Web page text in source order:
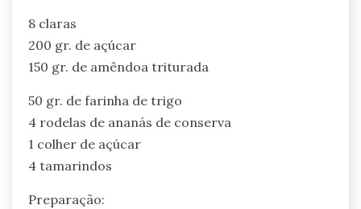
8 claras
200 gr. de açúcar
150 gr. de amêndoa triturada
50 gr. de farinha de trigo
4 rodelas de ananás de conserva
1 colher de açúcar
4 tamarindos
Preparação: